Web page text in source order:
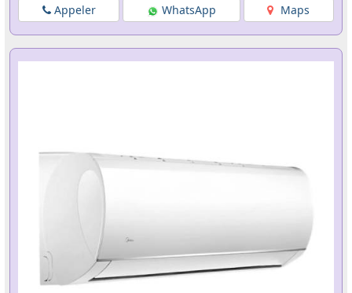
Appeler WhatsApp Maps